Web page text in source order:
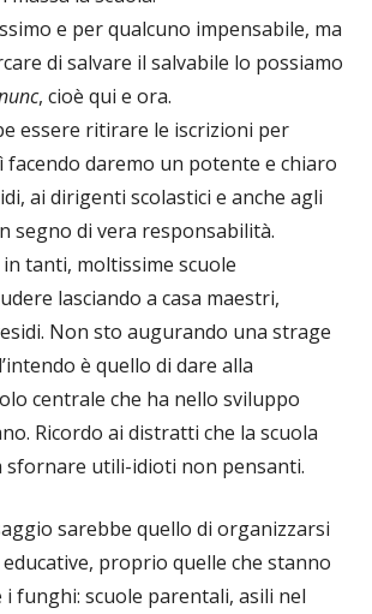
e per qualcuno impensabile, ma
di salvare il salvabile lo possiamo
, cioè qui e ora.
essere ritirare le iscrizioni per
facendo daremo un potente e chiaro
ai dirigenti scolastici e anche agli
segno di vera responsabilità.
tanti, moltissime scuole
lasciando a casa maestri,
Non sto augurando una strage
è quello di dare alla
centrale che ha nello sviluppo
Ricordo ai distratti che la scuola
sfornare utili-idioti non pensanti.
sarebbe quello di organizzarsi
proprio quelle che stanno
i funghi: scuole parentali, asili nel